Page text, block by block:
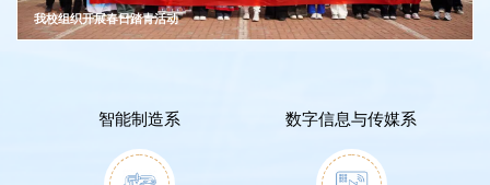
我校组织开展春日踏青活动
智能制造系 数字信息与传媒系